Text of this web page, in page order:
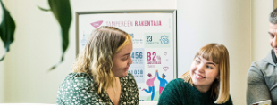
Verkko-opinnot
Maahanmuuttaneiden koulutukset
Ammattialat